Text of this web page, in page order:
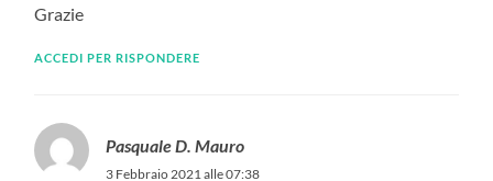
Grazie
ACCEDI PER RISPONDERE
Pasquale D. Mauro
3 Febbraio 2021 alle 07:38